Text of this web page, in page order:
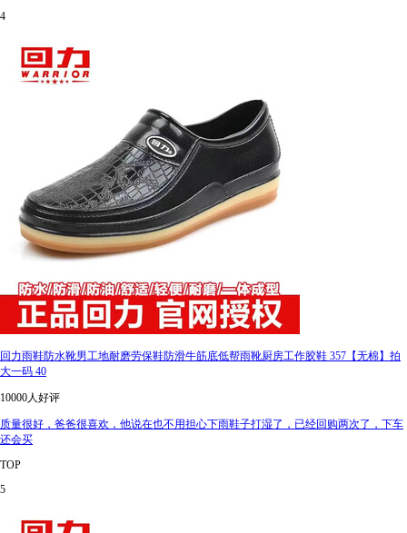
4
回力雨鞋防水靴男工地耐磨劳保鞋防滑牛筋底低帮雨靴厨房工作胶鞋 357【无棉】拍
大一码 40
10000人好评
质量很好，爸爸很喜欢，他说在也不用担心下雨鞋子打湿了，已经回购两次了，下车
还会买
TOP
5